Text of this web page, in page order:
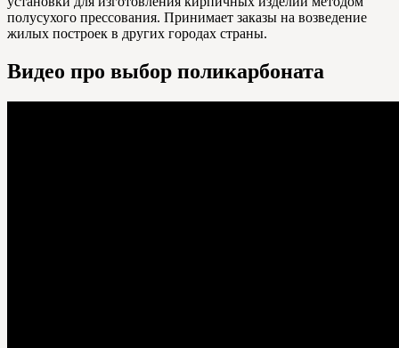
полусухого прессования. Принимает заказы на возведение
жилых построек в других городах страны.
Видео про выбор поликарбоната